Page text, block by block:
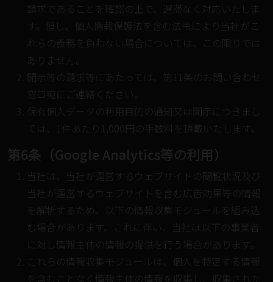
請求であることを確認の上で、遅滞なく対応いたしま
す。但し、個人情報保護法を含む法令により当社がこ
れらの義務を負わない場合については、この限りでは
ありません。
開示等の請求等にあたっては、第11条のお問い合わせ
窓口宛にご連絡ください。
保有個人データの利用目的の通知又は開示につきまし
ては、1件あたり1,000円の手数料を頂戴いたします。
第6条（Google Analytics等の利用）
当社は、当社が運営するウェブサイトの閲覧状況及び
当社が運営するウェブサイトを含む広告効果等の情報
を解析するため、以下の情報収集モジュールを組み込
む場合があります。これに伴い、当社は以下の事業者
に対し情報主体の情報の提供を行う場合があります。
これらの情報収集モジュールは、個人を特定する情報
を含むことなく情報主体の情報を収集し、収集された